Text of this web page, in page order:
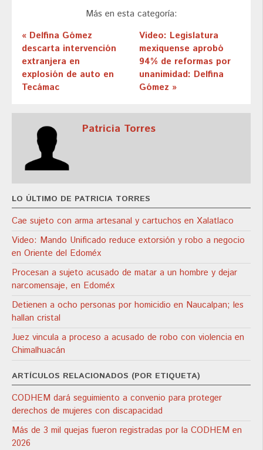
Más en esta categoría:
« Delfina Gómez
descarta intervención
extranjera en
explosión de auto en
Tecámac
Video: Legislatura
mexiquense aprobó
94% de reformas por
unanimidad: Delfina
Gómez »
Patricia Torres
LO ÚLTIMO DE PATRICIA TORRES
Cae sujeto con arma artesanal y cartuchos en Xalatlaco
Video: Mando Unificado reduce extorsión y robo a negocio
en Oriente del Edoméx
Procesan a sujeto acusado de matar a un hombre y dejar
narcomensaje, en Edoméx
Detienen a ocho personas por homicidio en Naucalpan; les
hallan cristal
Juez vincula a proceso a acusado de robo con violencia en
Chimalhuacán
ARTÍCULOS RELACIONADOS (POR ETIQUETA)
CODHEM dará seguimiento a convenio para proteger
derechos de mujeres con discapacidad
Más de 3 mil quejas fueron registradas por la CODHEM en
2026